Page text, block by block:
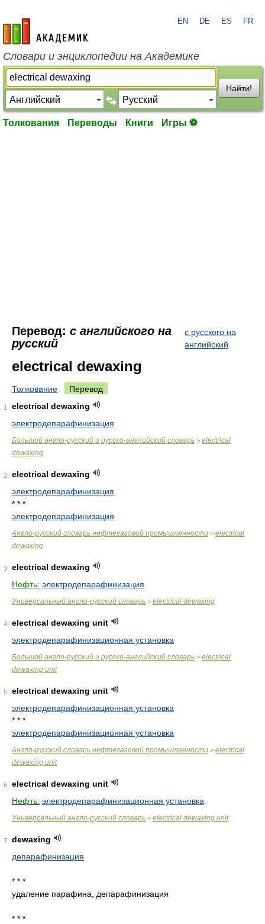
academic.ru
EN DE ES FR
Словари и энциклопедии на Академике
Найти!
Толкования Переводы Книги Игры ⚽
Перевод: с английского на
русский
с русского на
английский
electrical dewaxing
Толкование Перевод
1
electrical dewaxing
электродепарафинизация
Большой англо-русский и русско-английский словарь > electrical
dewaxing
2
electrical dewaxing
электродепарафинизация
* * *
электродепарафинизация
Англо-русский словарь нефтегазовой промышленности > electrical
dewaxing
3
electrical dewaxing
Нефть: электродепарафинизация
Универсальный англо-русский словарь > electrical dewaxing
4
electrical dewaxing unit
электродепарафинизационная установка
Большой англо-русский и русско-английский словарь > electrical
dewaxing unit
5
electrical dewaxing unit
электродепарафинизационная установка
* * *
электродепарафинизационная установка
Англо-русский словарь нефтегазовой промышленности > electrical
dewaxing unit
6
electrical dewaxing unit
Нефть: электродепарафинизационная установка
Универсальный англо-русский словарь > electrical dewaxing unit
7
dewaxing
депарафинизация
* * *
удаление парафина, депарафинизация
* * *